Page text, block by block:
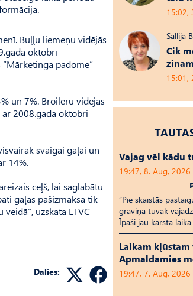
Buļļu liemeņu vidējās
oktobrī
padome”
un 7%. Broileru vidējās
2008.gada oktobri
svaigai gaļai un
14%.
ceļš, lai saglabātu
gaļas pašizmaksa tik
uzskata LTVC
Dalies:
15:02,
Sallija
Cik
15:01,
Vajag vēl kādu
19:47, 8. Aug, 2026
“Pie skaistās
graviņā tuvāk
Īpaši jau karstā
Laikam
Apmaldamies
19:47, 7. Aug, 2026